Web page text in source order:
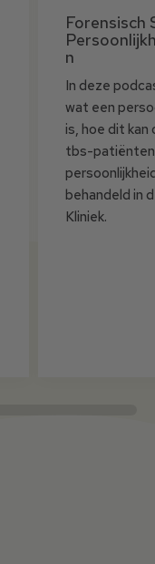
Forensisch
n
In deze
wat een
is, hoe dit
tbs-
behandeld in
Kliniek.